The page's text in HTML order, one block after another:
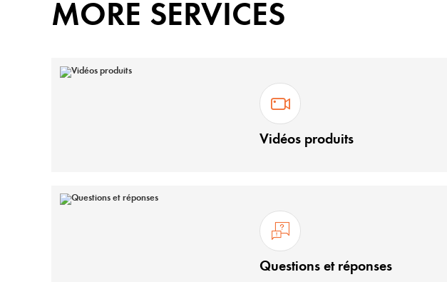
MORE SERVICES
Vidéos produits
Questions et réponses